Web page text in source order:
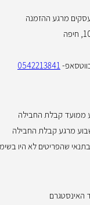
0542213841
ממועד קבלת החבילה
מרגע קבלת החבילה
שהפריטים לא היו
האינסטגרם